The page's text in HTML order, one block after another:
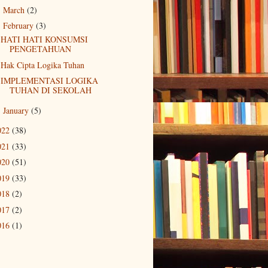
March (2)
February (3)
HATI HATI KONSUMSI
PENGETAHUAN
Hak Cipta Logika Tuhan
IMPLEMENTASI LOGIKA
TUHAN DI SEKOLAH
January (5)
(38)
(33)
(51)
(33)
(2)
(2)
(1)